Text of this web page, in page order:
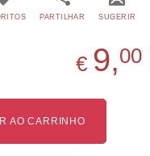
SUGERIR
PARTILHAR
€ 9,00
AO CARRINHO